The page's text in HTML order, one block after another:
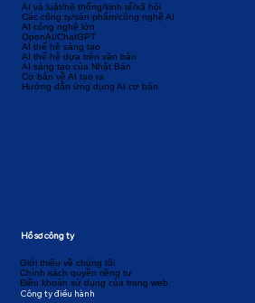
AI và luật/hệ thống/kinh tế/xã hội
Các công ty/sản phẩm/công nghệ AI
AI công nghệ lớn
OpenAI/ChatGPT
AI thế hệ sáng tạo
AI thế hệ dựa trên văn bản
AI sáng tạo của Nhật Bản
Cơ bản về AI tạo ra
Hướng dẫn ứng dụng AI cơ bản
Giới thiệu về chúng tôi
Chính sách quyền riêng tư
Điều khoản sử dụng của trang web
Công ty điều hành
Hồ sơ công ty